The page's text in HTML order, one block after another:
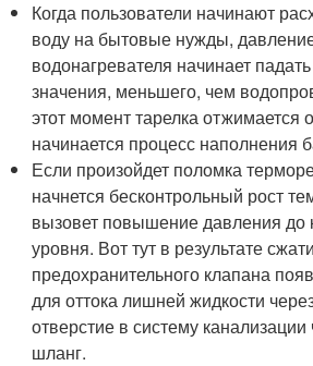
Когда пользователи начинают
воду на бытовые нужды,
водонагревателя начинает
значения, меньшего, чем
этот момент тарелка отжимается
начинается процесс наполнения
Если произойдет поломка
начнется бесконтрольный рост
вызовет повышение давления до
уровня. Вот тут в результате
предохранительного клапана
для оттока лишней жидкости
отверстие в систему
шланг.